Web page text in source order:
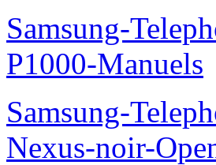
Samsung-
P1000-Manuels
Samsung-
Nexus-noir-